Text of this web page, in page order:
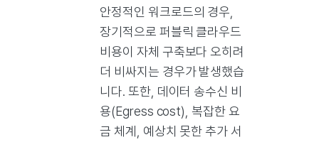
안정적인 워크로드의 경우,
장기적으로 퍼블릭 클라우드
비용이 자체 구축보다 오히려
더 비싸지는 경우가 발생했습
니다. 또한, 데이터 송수신 비
용(Egress cost), 복잡한 요
금 체계, 예상치 못한 추가 서